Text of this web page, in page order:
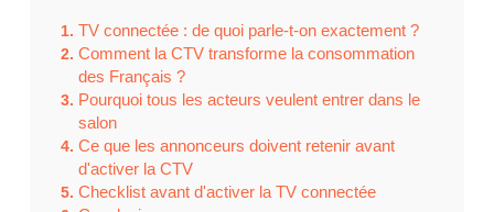
1. TV connectée : de quoi parle-t-on exactement ?
2. Comment la CTV transforme la consommation
des Français ?
3. Pourquoi tous les acteurs veulent entrer dans le
salon
4. Ce que les annonceurs doivent retenir avant
d'activer la CTV
5. Checklist avant d'activer la TV connectée